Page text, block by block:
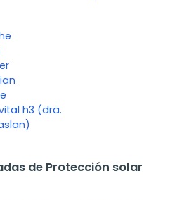
h3 (dra.
de Protección solar